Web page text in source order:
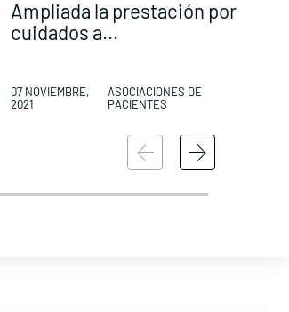
Ampliada la prestación por
cuidados a...
07 NOVIEMBRE,
2021
ASOCIACIONES DE
PACIENTES